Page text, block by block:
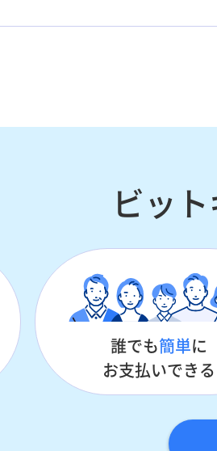
ビッ
誰でも簡単に
お支払いできる